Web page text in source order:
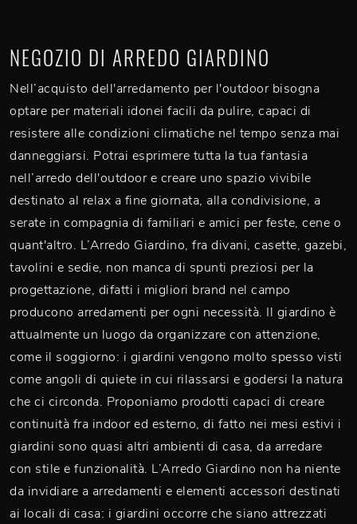
NEGOZIO DI ARREDO GIARDINO
Nell’acquisto dell'arredamento per l'outdoor bisogna
optare per materiali idonei facili da pulire, capaci di
resistere alle condizioni climatiche nel tempo senza mai
danneggiarsi. Potrai esprimere tutta la tua fantasia
nell’arredo dell'outdoor e creare uno spazio vivibile
destinato al relax a fine giornata, alla condivisione, a
serate in compagnia di familiari e amici per feste, cene o
quant'altro. L’Arredo Giardino, fra divani, casette, gazebi,
tavolini e sedie, non manca di spunti preziosi per la
progettazione, difatti i migliori brand nel campo
producono arredamenti per ogni necessità. Il giardino è
attualmente un luogo da organizzare con attenzione,
come il soggiorno: i giardini vengono molto spesso visti
come angoli di quiete in cui rilassarsi e godersi la natura
che ci circonda. Proponiamo prodotti capaci di creare
continuità fra indoor ed esterno, di fatto nei mesi estivi i
giardini sono quasi altri ambienti di casa, da arredare
con stile e funzionalità. L’Arredo Giardino non ha niente
da invidiare a arredamenti e elementi accessori destinati
ai locali di casa: i giardini occorre che siano attrezzati